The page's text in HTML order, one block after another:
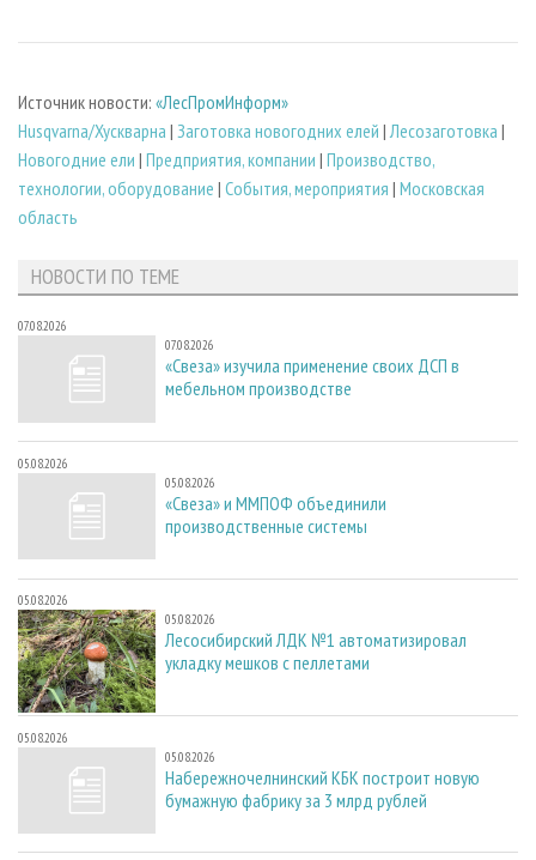
Источник новости: «ЛесПромИнформ»
Husqvarna/Хускварна | Заготовка новогодних елей | Лесозаготовка |
Новогодние ели | Предприятия, компании | Производство,
технологии, оборудование | События, мероприятия | Московская
область
НОВОСТИ ПО ТЕМЕ
07.08.2026
07.08.2026
«Свеза» изучила применение своих ДСП в
мебельном производстве
05.08.2026
05.08.2026
«Свеза» и ММПОФ объединили
производственные системы
05.08.2026
05.08.2026
Лесосибирский ЛДК №1 автоматизировал
укладку мешков с пеллетами
05.08.2026
05.08.2026
Набережночелнинский КБК построит новую
бумажную фабрику за 3 млрд рублей